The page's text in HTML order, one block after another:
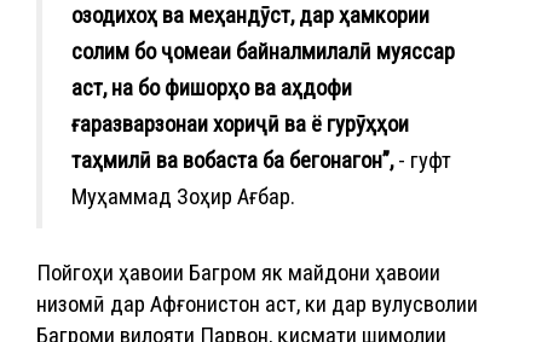
озодихоҳ ва меҳандӯст, дар ҳамкории
солим бо ҷомеаи байналмилалӣ муяссар
аст, на бо фишорҳо ва аҳдофи
ғаразварзонаи хориҷӣ ва ё гурӯҳҳои
таҳмилӣ ва вобаста ба бегонагон”,- гуфт
Муҳаммад Зоҳир Ағбар.
Пойгоҳи ҳавоии Багром як майдони ҳавоии
низомӣ дар Афғонистон аст, ки дар вулусволии
Багроми вилояти Парвон, қисмати шимолии